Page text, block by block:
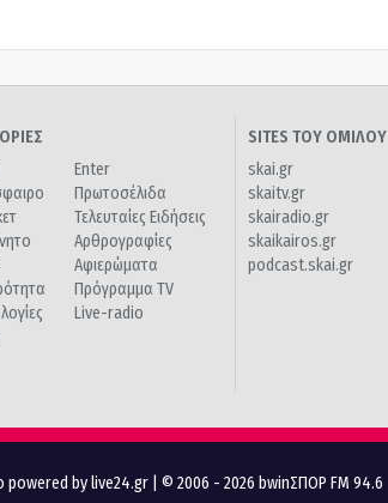
Enter
Πρωτοσέλιδα
Τελευταίες Ειδήσεις
Αρθρογραφίες
Αφιερώματα
Πρόγραμμα TV
Live-radio
SITES ΤΟΥ ΟΜΙΛΟΥ
skai.gr
skaitv.gr
skairadio.gr
skaikairos.gr
podcast.skai.gr
powered by live24.gr | © 2006 - 2026 bwinΣΠΟΡ FM 94.6